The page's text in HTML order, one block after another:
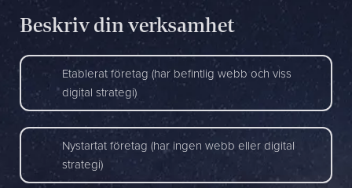
Jag är...
Jag vill...
Mitt största problem är...
Beskriv din verksamhet
Etablerat företag (har befintlig webb och viss
digital strategi)
Nystartat företag (har ingen webb eller digital
strategi)